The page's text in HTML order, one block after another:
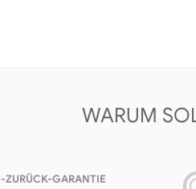
WARUM
ZURÜCK-GARANTIE